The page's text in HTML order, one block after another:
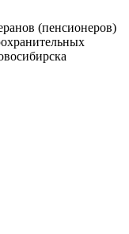
(пенсионеров)